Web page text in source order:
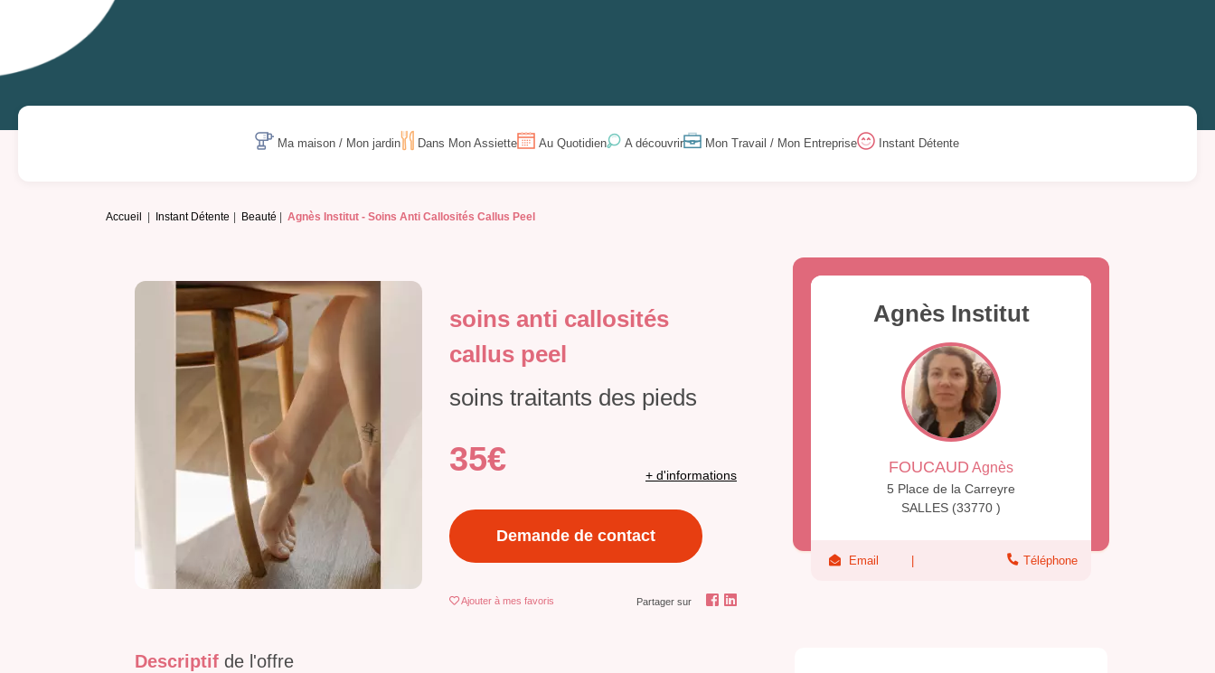
Ma maison / Mon jardin Dans Mon Assiette Au Quotidien A découvrir Mon Travail / Mon Entreprise Instant Détente
Accueil Instant Détente Beauté Agnès Institut -Soins Anti Callosités Callus Peel
soins anti callosités
callus peel
soins traitants des pieds
35€ + d'informations
Demande de contact
Ajouter à mes favoris Partager sur
Descriptif de l'offre
Agnès Institut
FOUCAUD Agnès
5 Place de la Carreyre
SALLES (33770 )
Email Téléphone